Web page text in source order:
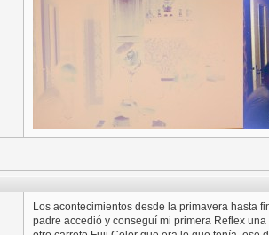
Los acontecimientos desde la primavera hasta
padre accedió y conseguí mi primera Reflex